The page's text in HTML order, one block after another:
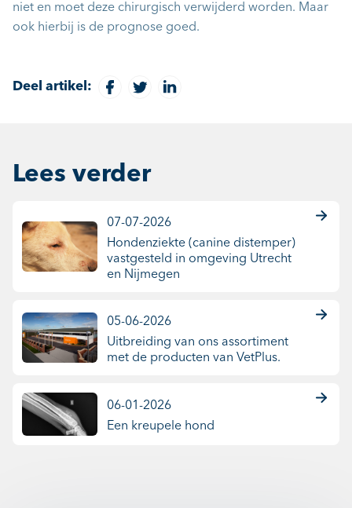
niet en moet deze chirurgisch verwijderd worden. Maar
ook hierbij is de prognose goed.
Deel artikel:
Lees verder
07-07-2026
Hondenziekte (canine distemper)
vastgesteld in omgeving Utrecht
en Nijmegen
05-06-2026
Uitbreiding van ons assortiment
met de producten van VetPlus.
06-01-2026
Een kreupele hond